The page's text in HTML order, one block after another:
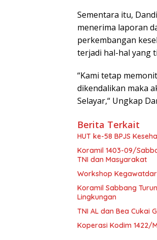
Sementara itu,
menerima laporan
perkembangan
terjadi hal-hal yang
“Kami tetap
dikendalikan maka
Selayar,“ Ungkap
Berita Terkait
HUT ke-58 BPJS
Koramil 1403-09/
TNI dan Masyarakat
Workshop
Koramil Sabbang
Lingkungan
TNI AL dan Bea Cukai
Koperasi Kodim 1422/